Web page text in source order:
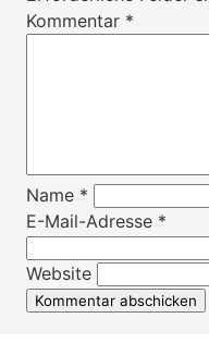
Kommentar *
Name *
E-Mail-Adresse *
Website